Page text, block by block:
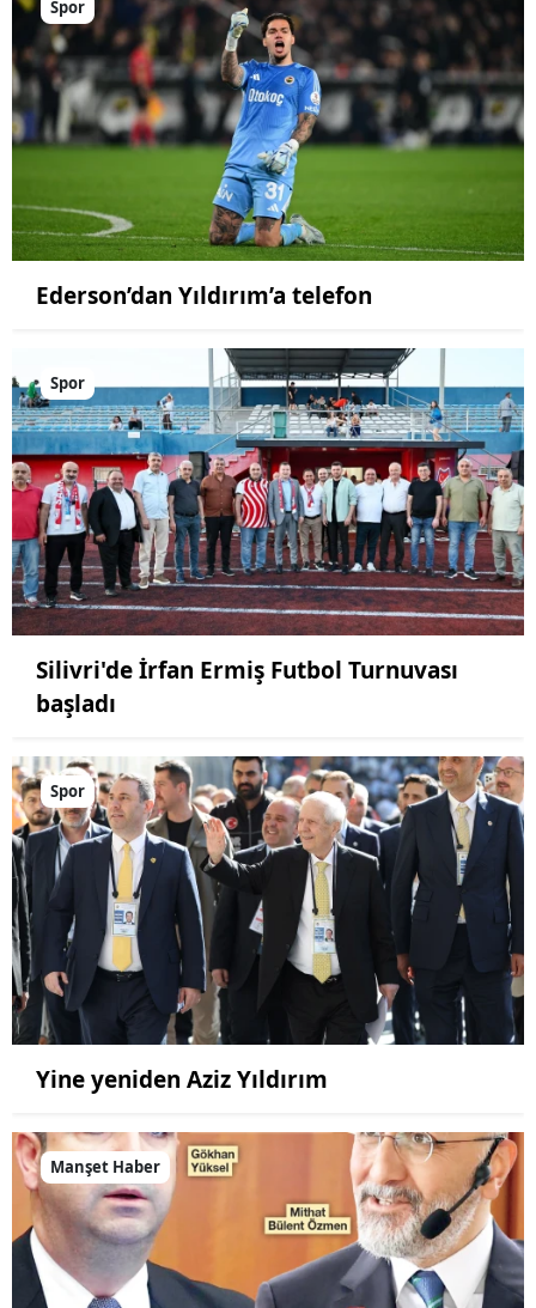
Spor
Ederson’dan Yıldırım’a telefon
Spor
Silivri'de İrfan Ermiş Futbol Turnuvası
başladı
Spor
Yine yeniden Aziz Yıldırım
Manşet Haber